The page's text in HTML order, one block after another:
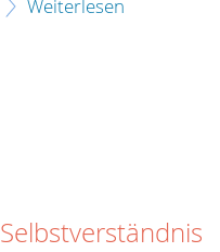
Weiterlesen
Selbstverständnis